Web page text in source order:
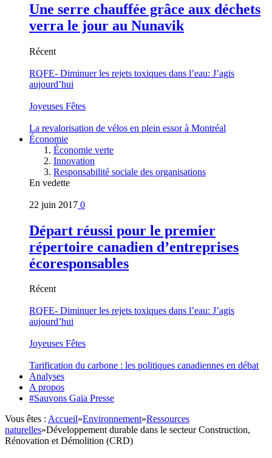
Une serre chauffée grâce aux déchets
verra le jour au Nunavik
Récent
RQFE- Diminuer les rejets toxiques dans l’eau: J’agis
aujourd’hui
Joyeuses Fêtes
La revalorisation de vélos en plein essor à Montréal
Économie
Économie verte
Innovation
Responsabilité sociale des organisations
En vedette
22 juin 2017 0
Départ réussi pour le premier
répertoire canadien d’entreprises
écoresponsables
Récent
RQFE- Diminuer les rejets toxiques dans l’eau: J’agis
aujourd’hui
Joyeuses Fêtes
Tarification du carbone : les politiques canadiennes en débat
Analyses
A propos
#Sauvons Gaïa Presse
Vous êtes : Accueil»Environnement»Ressources
naturelles»Développement durable dans le secteur Construction,
Rénovation et Démolition (CRD)